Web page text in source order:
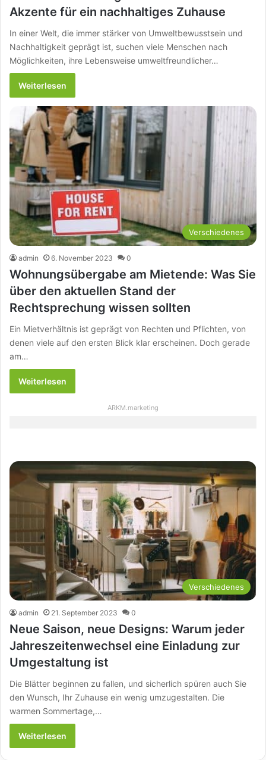
Akzente für ein nachhaltiges Zuhause
In einer Welt, die immer stärker von Umweltbewusstsein und
Nachhaltigkeit geprägt ist, suchen viele Menschen nach
Möglichkeiten, ihre Lebensweise umweltfreundlicher…
Weiterlesen
Verschiedenes
admin 6. November 2023 0
Wohnungsübergabe am Mietende: Was Sie
über den aktuellen Stand der
Rechtsprechung wissen sollten
Ein Mietverhältnis ist geprägt von Rechten und Pflichten, von
denen viele auf den ersten Blick klar erscheinen. Doch gerade
am…
Weiterlesen
ARKM.marketing
Verschiedenes
admin 21. September 2023 0
Neue Saison, neue Designs: Warum jeder
Jahreszeitenwechsel eine Einladung zur
Umgestaltung ist
Die Blätter beginnen zu fallen, und sicherlich spüren auch Sie
den Wunsch, Ihr Zuhause ein wenig umzugestalten. Die
warmen Sommertage,…
Weiterlesen